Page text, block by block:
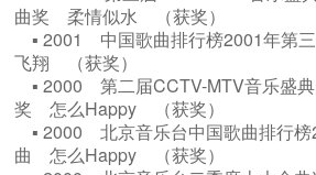
曲奖 柔情似水 （获奖）
▪ 2001 中国歌曲排行榜2001年第
飞翔 （获奖）
▪ 2000 ​第二届CCTV-MTV音乐盛典
奖 怎么Happy （获奖）
▪ 2000 北京音乐台中国歌曲排行榜
曲 怎么Happy （获奖）